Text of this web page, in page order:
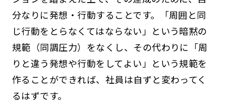
分なりに発想・行動することです。「周囲と同
じ行動をとらなくてはならない」という暗黙の
規範（同調圧力）をなくし、その代わりに「周
りと違う発想や行動をしてよい」という規範を
作ることができれば、社員は自ずと変わってく
るはずです。